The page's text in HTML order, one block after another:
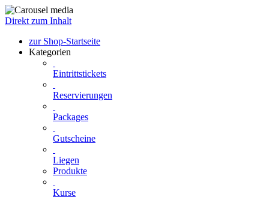
Direkt zum Inhalt
zur Shop-Startseite
Kategorien
Eintrittstickets
Reservierungen
Packages
Gutscheine
Liegen
Produkte
Kurse